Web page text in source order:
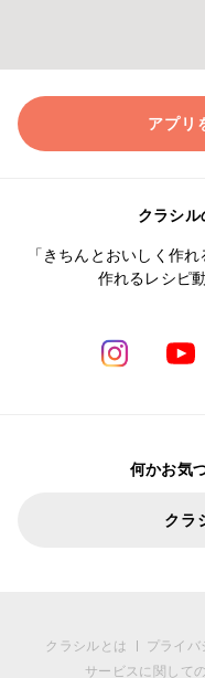
アプリ
クラシル
「きちんとおいしく作
作れるレシピ
何かお気
クラ
クラシルとは プライバ
サービスに関して